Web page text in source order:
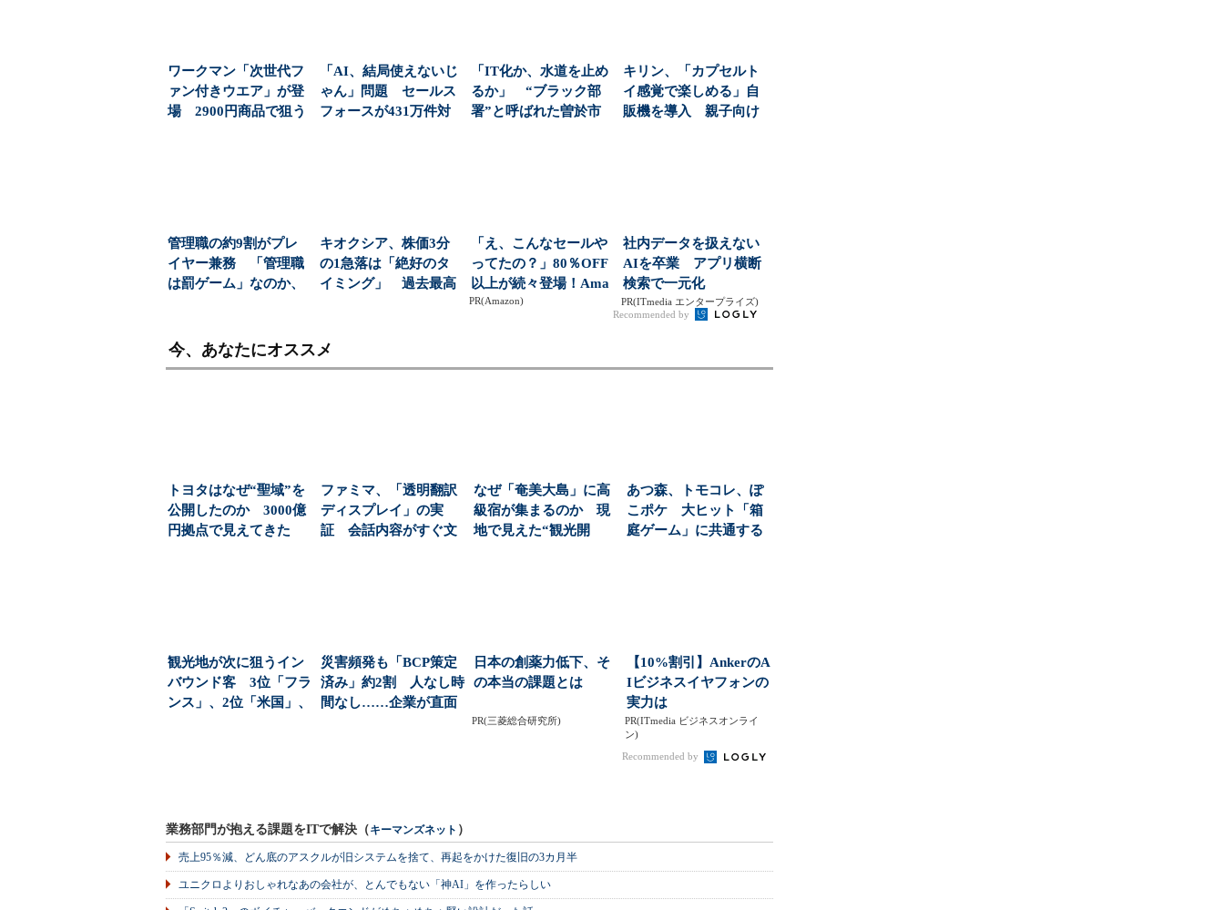
ワークマン「次世代フ
ァン付きウエア」が登
場 2900円商品で狙う
「AI、結局使えないじ
ゃん」問題 セールス
フォースが431万件対
「IT化か、水道を止め
るか」 “ブラック部
署”と呼ばれた曽於市
キリン、「カプセルト
イ感覚で楽しめる」自
販機を導入 親子向け
管理職の約9割がプレ
イヤー兼務 「管理職
は罰ゲーム」なのか、
キオクシア、株価3分
の1急落は「絶好のタ
イミング」 過去最高
「え、こんなセールや
ってたの？」80％OFF
以上が続々登場！Ama
zonの本気が...
PR(Amazon)
社内データを扱えない
AIを卒業 アプリ横断
検索で一元化
PR(ITmedia エンタープライズ)
Recommended by
今、あなたにオススメ
トヨタはなぜ“聖域”を
公開したのか 3000億
円拠点で見えてきた
ファミマ、「透明翻訳
ディスプレイ」の実
証 会話内容がすぐ文
なぜ「奄美大島」に高
級宿が集まるのか 現
地で見えた“観光開
あつ森、トモコレ、ぽ
こポケ 大ヒット「箱
庭ゲーム」に共通する
観光地が次に狙うイン
バウンド客 3位「フラ
ンス」、2位「米国」、
災害頻発も「BCP策定
済み」約2割 人なし時
間なし……企業が直面
日本の創薬力低下、そ
の本当の課題とは
PR(三菱総合研究所)
【10%割引】AnkerのA
Iビジネスイヤフォンの
実力は
PR(ITmedia ビジネスオンライ
ン)
Recommended by
業務部門が抱える課題をITで解決（キーマンズネット ）
売上95％減、どん底のアスクルが旧システムを捨て、再起をかけた復旧の3カ月半
ユニクロよりおしゃれなあの会社が、とんでもない「神AI」を作ったらしい